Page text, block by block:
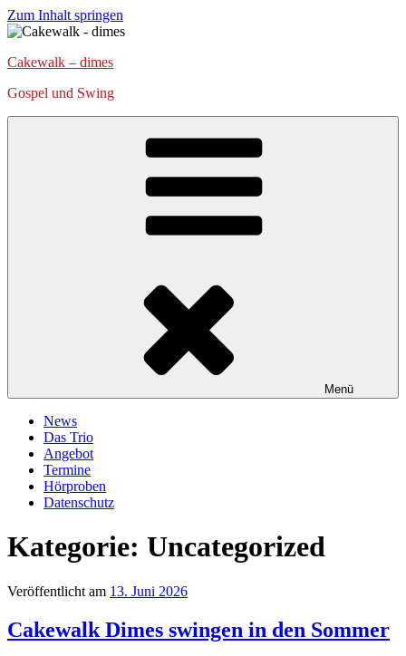
Zum Inhalt springen
Cakewalk – dimes
Gospel und Swing
Menü
News
Das Trio
Angebot
Termine
Hörproben
Datenschutz
Kategorie: Uncategorized
Veröffentlicht am 13. Juni 2026
Cakewalk Dimes swingen in den Sommer